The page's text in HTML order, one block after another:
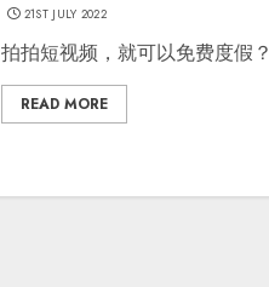
21ST JULY 2022
拍拍短视频，就可以免费度假？
READ MORE